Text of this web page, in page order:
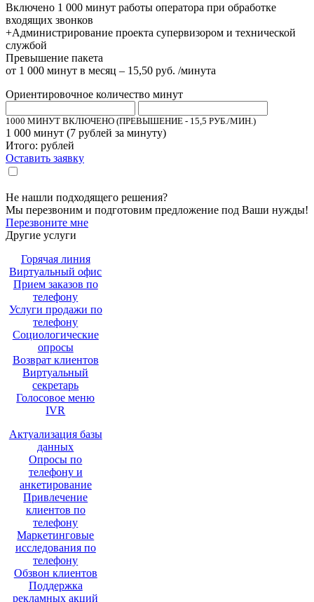
Включено 1 000 минут работы оператора при обработке
входящих звонков
+Администрирование проекта супервизором и технической
службой
Превышение пакета
от 1 000 минут в месяц – 15,50 руб. /минута
Ориентировочное количество минут
1000 МИНУТ ВКЛЮЧЕНО (ПРЕВЫШЕНИЕ - 15,5 РУБ./МИН.)
1 000 минут (7 рублей за минуту)
Итого: рублей
Оставить заявку
Не нашли подходящего решения?
Мы перезвоним и подготовим предложение под Ваши нужды!
Перезвоните мне
Другие услуги
Горячая линия
Виртуальный офис
Прием заказов по
телефону
Услуги продажи по
телефону
Социологические
опросы
Возврат клиентов
Виртуальный
секретарь
Голосовое меню
IVR
Актуализация базы
данных
Опросы по
телефону и
анкетирование
Привлечение
клиентов по
телефону
Маркетинговые
исследования по
телефону
Обзвон клиентов
Поддержка
рекламных акций